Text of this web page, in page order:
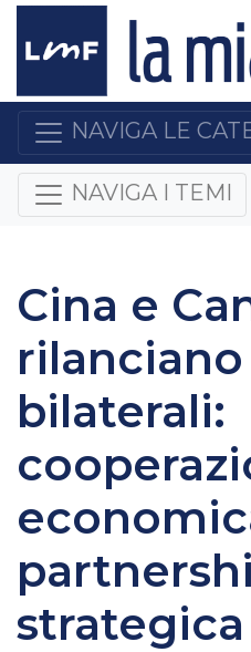
NAVIGA LE
NAVIGA I TEMI
Cina e
bilaterali:
strategica